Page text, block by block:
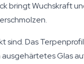
bringt Wuchskraft
Das
Glas